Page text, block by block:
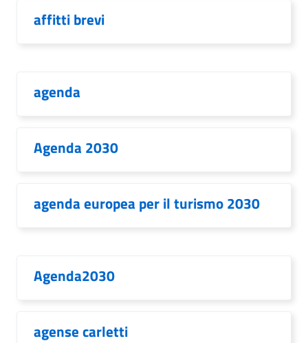
affitti brevi
agenda
Agenda 2030
agenda europea per il turismo 2030
Agenda2030
agense carletti